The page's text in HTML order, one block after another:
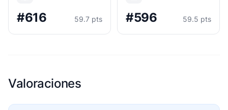
#616 59.7 pts #596 59.5 pts
Valoraciones